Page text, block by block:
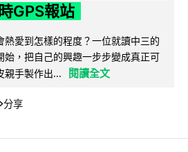
GPS報站
愛到怎樣的程度？一位就讀中三的
始，把自己的興趣一步步變成真正可
親手製作出...
閱讀全文
分享